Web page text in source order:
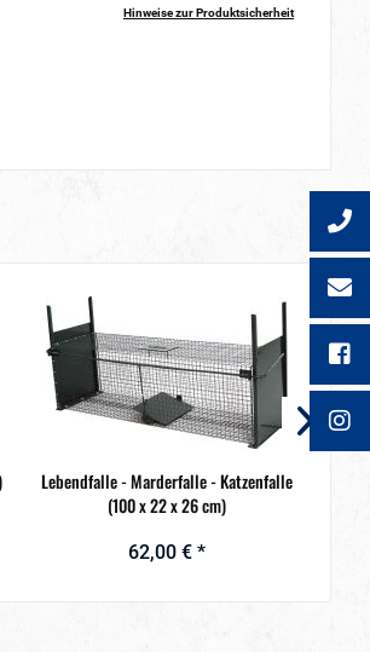
Hinweise zur Produktsicherheit
Lebendfalle - Marderfalle - Katzenfalle
(100 x 22 x 26 cm)
62,00 € *